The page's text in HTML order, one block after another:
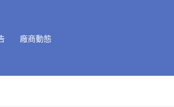
廠商動態